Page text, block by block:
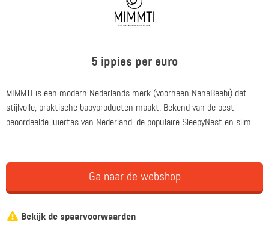
5 ippies per euro
MIMMTI is een modern Nederlands merk (voorheen NanaBeebi) dat
stijlvolle, praktische babyproducten maakt. Bekend van de best
beoordeelde luiertas van Nederland, de populaire SleepyNest en slimme
Ga naar de webshop
Bekijk de spaarvoorwaarden